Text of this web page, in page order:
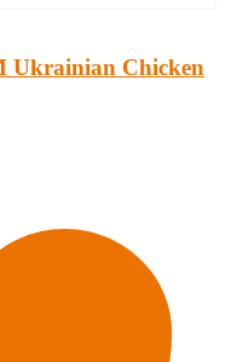
Ukrainian Chicken